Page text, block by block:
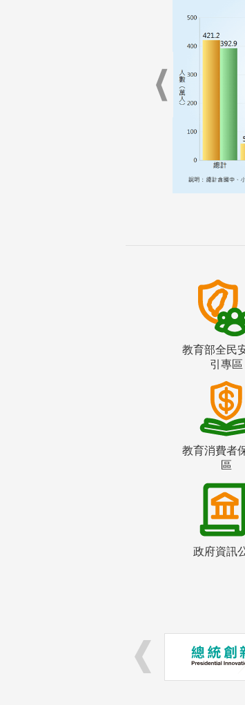
教育部全民
引專區
教育消費者
區
政府資訊